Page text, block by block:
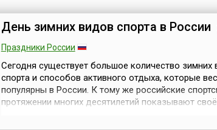
День зимних видов спорта в России
Праздники России
Сегодня существует большое количество зимних
спорта и способов активного отдыха, которые
популярны в России. К тому же российские
протяжении многих десятилетий показывают своё